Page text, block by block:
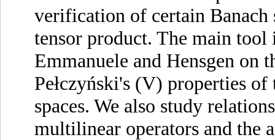
verification of certain Banach
tensor product. The main
Emmanuele and Hensgen on
Pełczyński's (V) properties
spaces. We also study
multilinear operators and the